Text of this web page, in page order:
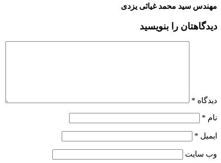
مهندس سید محمد غیاثی یزدی
دیدگاهتان را بنویسید
دیدگاه *
نام *
ایمیل *
وب‌ سایت